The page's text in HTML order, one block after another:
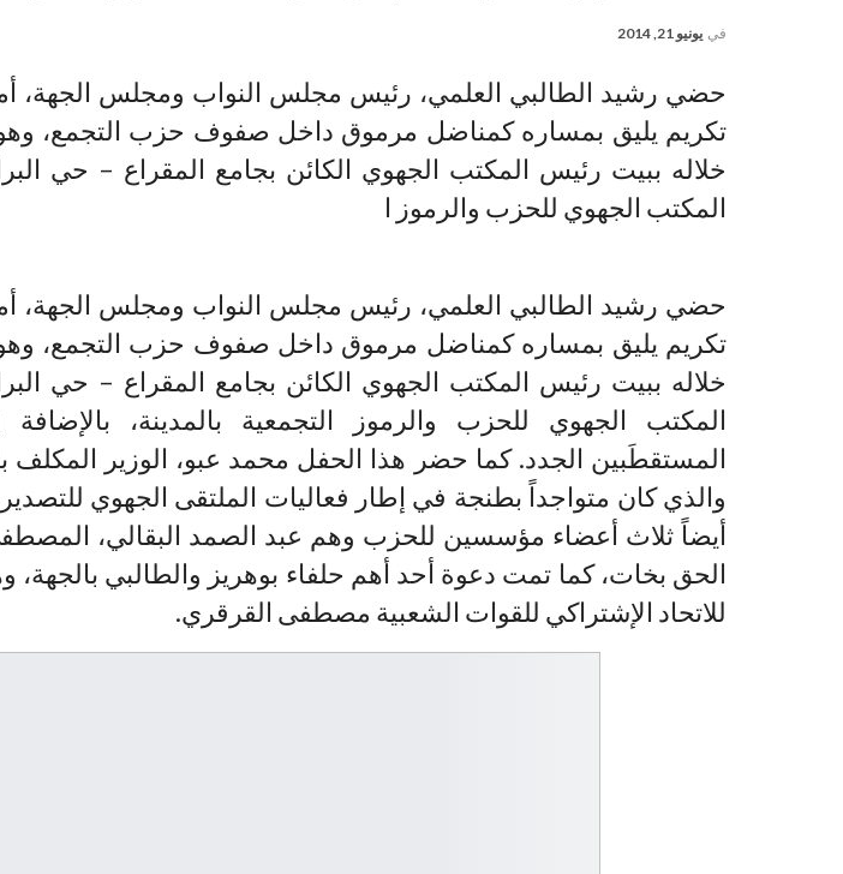
في يونيو 21, 2014
حضي رشيد الطالبي العلمي، رئيس مجلس النواب ومجلس الجهة،
تكريم يليق بمساره كمناضل مرموق داخل صفوف حزب التجمع، وهو
خلاله ببيت رئيس المكتب الجهوي الكائن بجامع المقراع – حي
المكتب الجهوي للحزب والرموز ا
حضي رشيد الطالبي العلمي، رئيس مجلس النواب ومجلس الجهة،
تكريم يليق بمساره كمناضل مرموق داخل صفوف حزب التجمع، وهو
خلاله ببيت رئيس المكتب الجهوي الكائن بجامع المقراع – حي
المكتب الجهوي للحزب والرموز التجمعية بالمدينة،
المستقطَبين الجدد. كما حضر هذا الحفل محمد عبو، الوزير المكلف
والذي كان متواجداً بطنجة في إطار فعاليات الملتقى الجهوي
أيضاً ثلاث أعضاء مؤسسين للحزب وهم عبد الصمد البقالي،
الحق بخات، كما تمت دعوة أحد أهم حلفاء بوهريز والطالبي بالجهة،
للاتحاد الإشتراكي للقوات الشعبية مصطفى القرقري.